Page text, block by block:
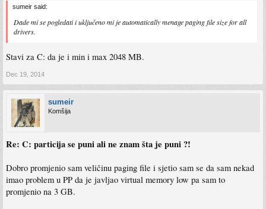
sumeir said:
Dade mi se pogledati i uključeno mi je automatically menage paging file size for all
drivers.
Stavi za C: da je i min i max 2048 MB.
Dec 19, 2014
sumeir
Komšija
Re: C: particija se puni ali ne znam šta je puni ?!
Dobro promjenio sam veličinu paging file i sjetio sam se da sam nekad
imao problem u PP da je javljao virtual memory low pa sam to
promjenio na 3 GB.